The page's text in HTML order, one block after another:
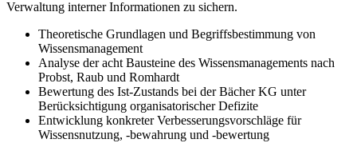
Verwaltung interner Informationen zu sichern.
Theoretische Grundlagen und Begriffsbestimmung von
Wissensmanagement
Analyse der acht Bausteine des Wissensmanagements nach
Probst, Raub und Romhardt
Bewertung des Ist-Zustands bei der Bächer KG unter
Berücksichtigung organisatorischer Defizite
Entwicklung konkreter Verbesserungsvorschläge für
Wissensnutzung, -bewahrung und -bewertung